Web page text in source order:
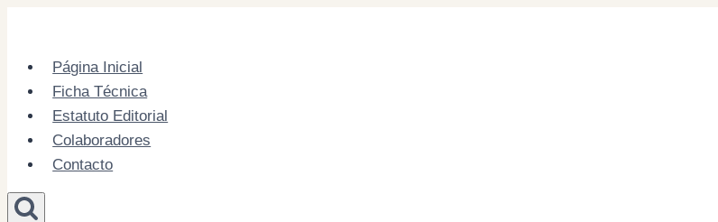
contentPágina Inicial
Ficha Técnica
Estatuto Editorial
Colaboradores
Contacto